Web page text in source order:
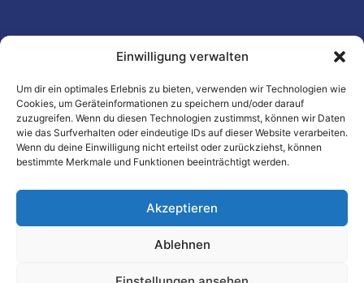
Einwilligung verwalten
Um dir ein optimales Erlebnis zu bieten, verwenden wir Technologien wie
Cookies, um Geräteinformationen zu speichern und/oder darauf
zuzugreifen. Wenn du diesen Technologien zustimmst, können wir Daten
wie das Surfverhalten oder eindeutige IDs auf dieser Website verarbeiten.
Wenn du deine Einwilligung nicht erteilst oder zurückziehst, können
bestimmte Merkmale und Funktionen beeinträchtigt werden.
Akzeptieren
Ablehnen
Quick Links
Wissen
Workshops
Wiki
Helpdesk
Informationen
Impressum